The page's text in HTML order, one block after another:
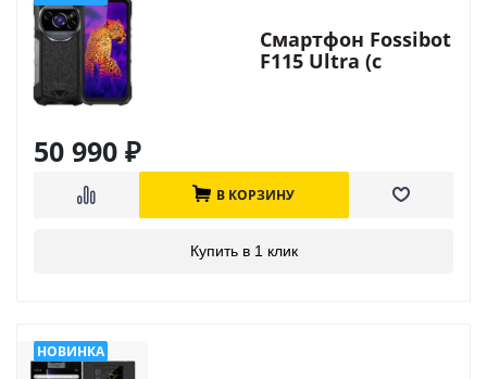
Смартфон Fossibot
F115 Ultra (с
50 990 ₽
В КОРЗИНУ
Купить в 1 клик